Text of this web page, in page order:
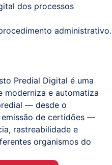
dos processos
administrativo.
Predial Digital é uma
moderniza e automatiza
— desde o
de certidões —
rastreabilidade e
organismos do